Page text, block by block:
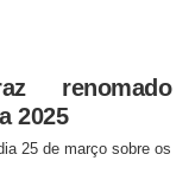
renomado
2025
25 de março sobre os